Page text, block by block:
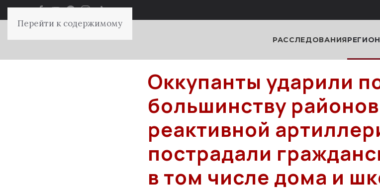
Перейти к содержимому
РАССЛЕДОВАНИЯ
Оккупанты ударили
большинству
реактивной
пострадали
в том числе дома и